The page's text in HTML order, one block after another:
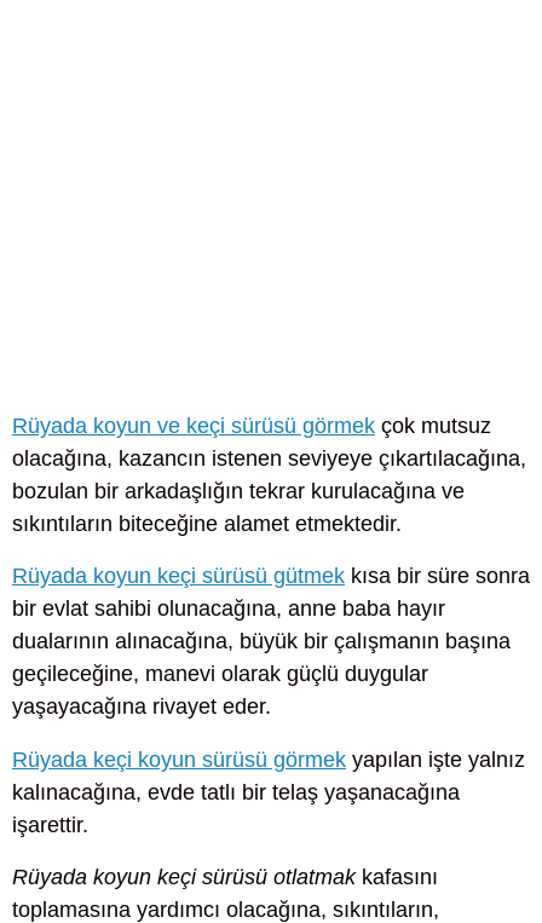
Rüyada koyun ve keçi sürüsü görmek çok mutsuz
olacağına, kazancın istenen seviyeye çıkartılacağına,
bozulan bir arkadaşlığın tekrar kurulacağına ve
sıkıntıların biteceğine alamet etmektedir.
Rüyada koyun keçi sürüsü gütmek kısa bir süre sonra
bir evlat sahibi olunacağına, anne baba hayır
dualarının alınacağına, büyük bir çalışmanın başına
geçileceğine, manevi olarak güçlü duygular
yaşayacağına rivayet eder.
Rüyada keçi koyun sürüsü görmek yapılan işte yalnız
kalınacağına, evde tatlı bir telaş yaşanacağına
işarettir.
Rüyada koyun keçi sürüsü otlatmakkafasını
toplamasına yardımcı olacağına, sıkıntıların,